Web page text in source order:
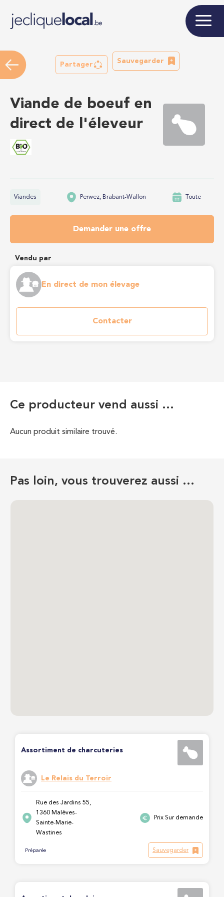
Partager
Sauvegarder
Viande de boeuf en
direct de l'éleveur
Viandes Perwez, Brabant-Wallon Toute
Demander une offre
Vendu par
En direct de mon élevage
Contacter
Ce producteur vend aussi …
Aucun produit similaire trouvé.
Pas loin, vous trouverez aussi …
Assortiment de charcuteries
Le Relais du Terroir
Rue des Jardins 55,
1360 Malèves-
Sainte-Marie-
Wastines
Prix Sur demande
Préparée Sauvegarder